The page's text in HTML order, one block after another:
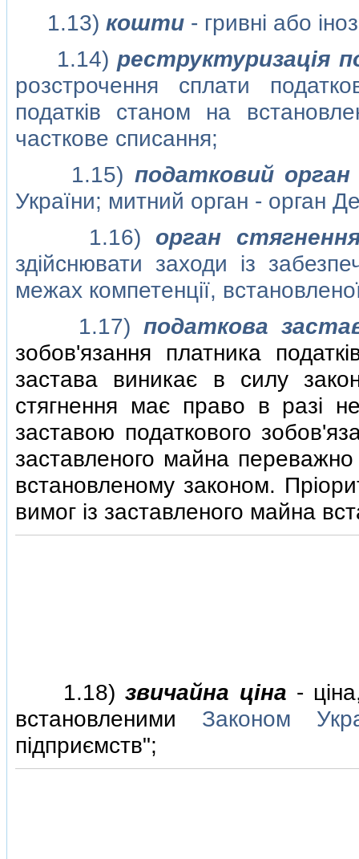
1.13) кошти - гривнi або
1.14)реструктуризацiя
розстрочення сплати
податкiв станом на
часткове списання;
1.15) податковий орган
України; митний орган - орган
1.16) орган
здiйснювати заходи iз
межах компетенцiї,
1.17) податкова
зобов'язання платника
застава виникає в силу
стягнення має право в разi
заставою податкового
заставленого майна
встановленому законом.
вимог iз заставленого майна
1.18)звичайна цiна -
встановленими Законом
пiдприємств";